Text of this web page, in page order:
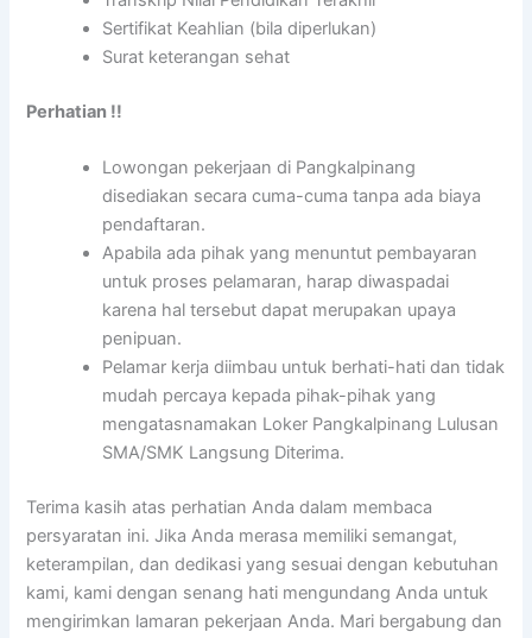
Sertifikat Keahlian (bila diperlukan)
Surat keterangan sehat
Perhatian !!
Lowongan pekerjaan di Pangkalpinang
disediakan secara cuma-cuma tanpa ada biaya
pendaftaran.
Apabila ada pihak yang menuntut pembayaran
untuk proses pelamaran, harap diwaspadai
karena hal tersebut dapat merupakan upaya
penipuan.
Pelamar kerja diimbau untuk berhati-hati dan tidak
mudah percaya kepada pihak-pihak yang
mengatasnamakan Loker Pangkalpinang Lulusan
SMA/SMK Langsung Diterima.
Terima kasih atas perhatian Anda dalam membaca
persyaratan ini. Jika Anda merasa memiliki semangat,
keterampilan, dan dedikasi yang sesuai dengan kebutuhan
kami, kami dengan senang hati mengundang Anda untuk
mengirimkan lamaran pekerjaan Anda. Mari bergabung dan